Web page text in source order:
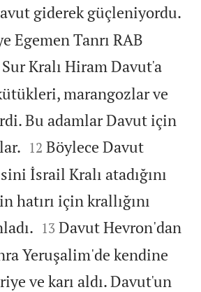
giderek güçleniyordu.
Egemen Tanrı RAB
Sur Kralı Hiram Davut'a
marangozlar ve
Bu adamlar Davut için


12 Böylece Davut
İsrail Kralı atadığını
hatırı için krallığını


13 Davut Hevron'dan
Yeruşalim'de kendine
ve karı aldı. Davut'un